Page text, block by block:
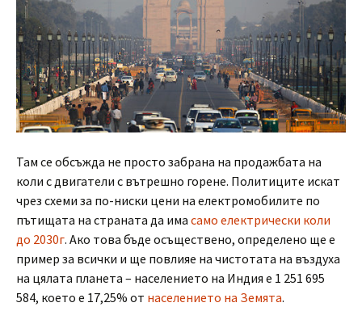
Там се обсъжда не просто забрана на продажбата на
коли с двигатели с вътрешно горене. Политиците искат
чрез схеми за по-ниски цени на електромобилите по
пътищата на страната да има само електрически коли
до 2030г. Ако това бъде осъществено, определено ще е
пример за всички и ще повлияе на чистотата на въздуха
на цялата планета – населението на Индия е 1 251 695
584, което е 17,25% от населението на Земята.